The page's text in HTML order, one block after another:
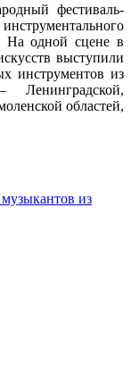
фестиваль-
На одной сцене в
выступили
инструментов из
областей,
из